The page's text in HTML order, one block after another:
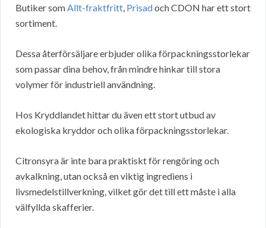
Butiker somAllt-fraktfritt, Prisadoch CDON har ett stort
sortiment.
Dessa återförsäljare erbjuder olika förpackningsstorlekar
som passar dina behov, från mindre hinkar till stora
volymer för industriell användning.
Hos Kryddlandet hittar du även ett stort utbud av
ekologiska kryddor och olika förpackningsstorlekar.
Citronsyra är inte bara praktiskt för rengöring och
avkalkning, utan också en viktig ingrediens i
livsmedelstillverkning, vilket gör det till ett måste i alla
välfyllda skafferier.